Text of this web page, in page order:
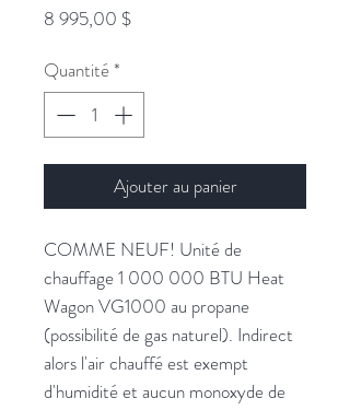
8 995,00 $Prix
Quantité*
Ajouter au panier
COMME NEUF! Unité de
chauffage 1 000 000 BTU Heat
Wagon VG1000 au propane
(possibilité de gas naturel). Indirect
alors l'air chauffé est exempt
d'humidité et aucun monoxyde de